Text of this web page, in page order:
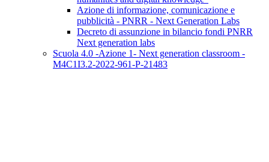
Azione di informazione, comunicazione e
pubblicità - PNRR - Next Generation Labs
Decreto di assunzione in bilancio fondi PNRR
Next generation labs
Scuola 4.0 -Azione 1- Next generation classroom -
M4C1I3.2-2022-961-P-21483